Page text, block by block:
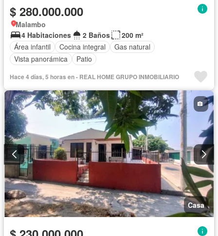
$ 280.000.000
Malambo
4 Habitaciones
2 Baños
200 m²
Área infantil
Cocina integral
Gas natural
Vista panorámica
Patio
Hace 4 días, 5 horas en - REAL HOME GRUPO INMOBILIARIO
Casa